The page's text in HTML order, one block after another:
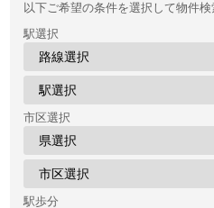
以下ご希望の条件を選択して物件
駅選択
市区選択
駅歩分